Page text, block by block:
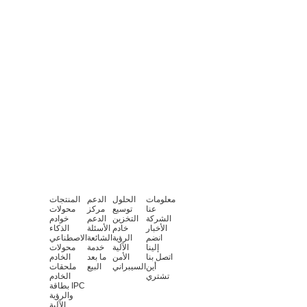
المنتجات
محولات
خوادم
الذكاء
الاصطناعي
محولات
الخادم
ملحقات
الخادم
بطاقة IPC
والرؤية
الآلية
الدعم
مركز
الدعم
الأسئلة
الشائعة
خدمة
ما بعد
البيع
الحلول
توسيع
التخزين
خادم
الرؤية
الآلية
الأمن
السيبراني
معلومات
عنا
الشركة
الأخبار
انضم
إلينا
اتصل بنا
أين
تشتري